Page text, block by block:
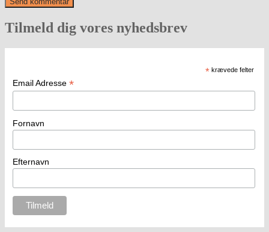
Tilmeld dig vores nyhedsbrev
* krævede felter
Email Adresse *
Fornavn
Efternavn